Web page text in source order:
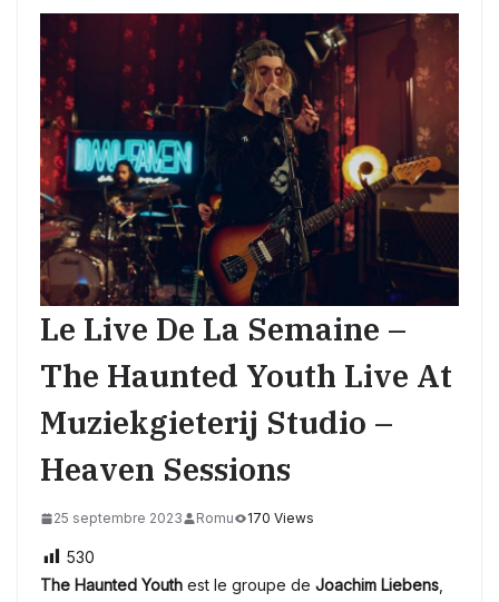
Le Live De La Semaine –
The Haunted Youth Live At
Muziekgieterij Studio –
Heaven Sessions
25 septembre 2023 Romu 170 Views
530
The Haunted Youth est le groupe de Joachim Liebens